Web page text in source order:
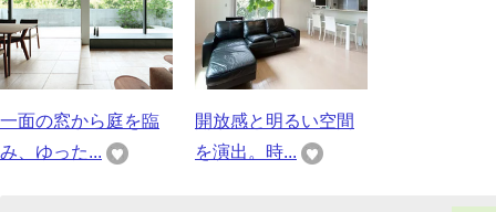
一面の窓から庭を臨
み、ゆった...
開放感と明るい空間
を演出。時...